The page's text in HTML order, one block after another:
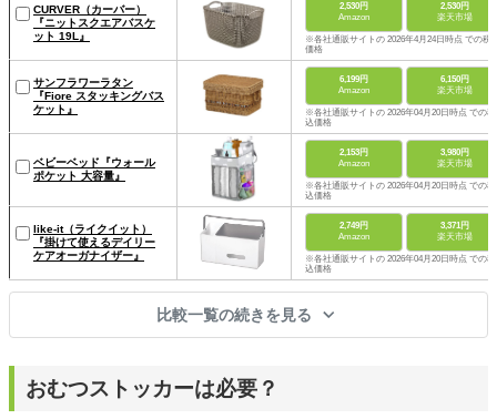
CURVER（カーバー）
『ニットスクエアバスケ
ット 19L』
2,530円
Amazon
2,530円
楽天市場
※各社通販サイトの 2026年4月24日時点 での税
価格
サンフラワーラタン
『Fiore スタッキングバス
ケット』
6,199円
Amazon
6,150円
楽天市場
※各社通販サイトの 2026年04月20日時点 での税
込価格
ベビーベッド『ウォール
ポケット 大容量』
2,153円
Amazon
3,980円
楽天市場
※各社通販サイトの 2026年04月20日時点 での税
込価格
like-it（ライクイット）
『掛けて使えるデイリー
ケアオーガナイザー』
2,749円
Amazon
3,371円
楽天市場
※各社通販サイトの 2026年04月20日時点 での税
込価格
比較一覧の続きを見る
おむつストッカーは必要？